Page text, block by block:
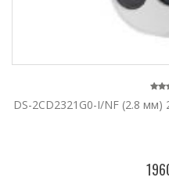
DS-2CD2321G0-I/NF (2.8